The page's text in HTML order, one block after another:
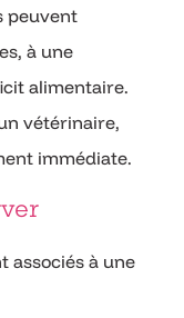
peuvent
à une
alimentaire.
vétérinaire,
immédiate.
associés à une